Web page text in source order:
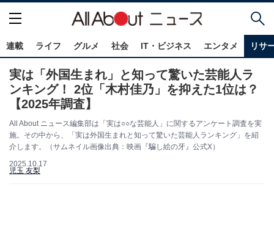
連載 ライフ グルメ 社会 IT・ビジネス エンタメ リサ
実は「外国生まれ」と知って驚いた芸能人ラ
ンキング！ 2位「木村佳乃」を抑えた1位は？
【2025年調査】
All About ニュース編集部は「実は○○な芸能人」に関するアンケート調査を実
施。その中から、「実は外国生まれと知って驚いた芸能人ランキング」を紹
介します。（サムネイル画像出典：映画『騙し絵の牙』公式X）
2025.10.17
児玉 友梨